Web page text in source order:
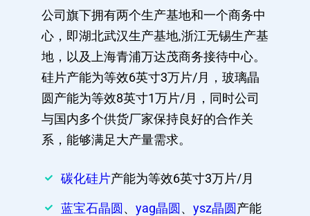
公司旗下拥有两个生产基地和一个商务中
心，即湖北武汉生产基地,浙江无锡生产基
地，以及上海青浦万达茂商务接待中心。
硅片产能为等效6英寸3万片/月，玻璃晶
圆产能为等效8英寸1万片/月，同时公司
与国内多个供货厂家保持良好的合作关
系，能够满足大产量需求。
碳化硅片产能为等效6英寸3万片/月
蓝宝石晶圆 、 yag晶圆 、 ysz晶圆 产能